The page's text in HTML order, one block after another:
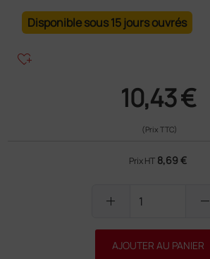
Disponible sous 15 jours ouvrés
heart_plus
10,43 €
(Prix TTC)
Prix HT 8,69 €
add remove
AJOUTER AU PANIER